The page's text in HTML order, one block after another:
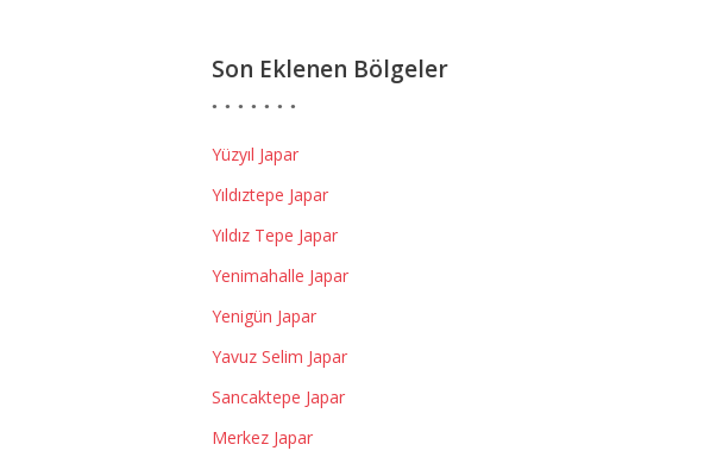
Son Eklenen Bölgeler
Yüzyıl Japar
Yıldıztepe Japar
Yıldız Tepe Japar
Yenimahalle Japar
Yenigün Japar
Yavuz Selim Japar
Sancaktepe Japar
Merkez Japar